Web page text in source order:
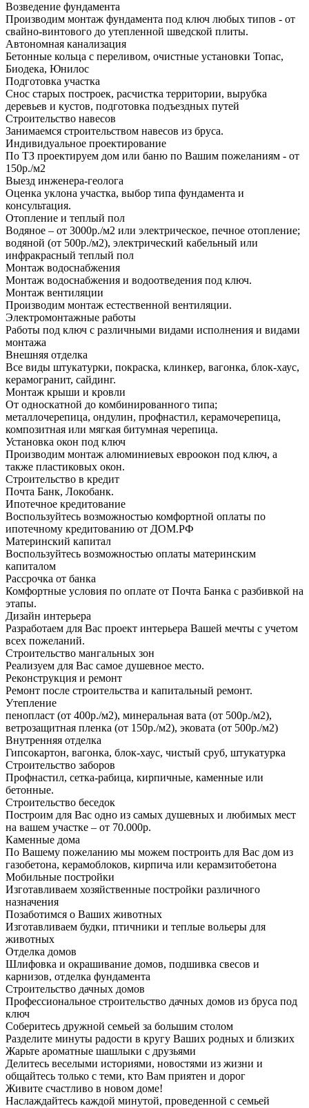
Возведение фундамента
Производим монтаж фундамента под ключ любых типов - от
свайно-винтового до утепленной шведской плиты.
Автономная канализация
Бетонные кольца с переливом, очистные установки Топас,
Биодека, Юнилос
Подготовка участка
Снос старых построек, расчистка территории, вырубка
деревьев и кустов, подготовка подъездных путей
Строительство навесов
Занимаемся строительством навесов из бруса.
Индивидуальное проектирование
По ТЗ проектируем дом или баню по Вашим пожеланиям - от
150р./м2
Выезд инженера-геолога
Оценка уклона участка, выбор типа фундамента и
консультация.
Отопление и теплый пол
Водяное – от 3000р./м2 или электрическое, печное отопление;
водяной (от 500р./м2), электрический кабельный или
инфракрасный теплый пол
Монтаж водоснабжения
Монтаж водоснабжения и водоотведения под ключ.
Монтаж вентиляции
Производим монтаж естественной вентиляции.
Электромонтажные работы
Работы под ключ с различными видами исполнения и видами
монтажа
Внешняя отделка
Все виды штукатурки, покраска, клинкер, вагонка, блок-хаус,
керамогранит, сайдинг.
Монтаж крыши и кровли
От односкатной до комбинированного типа;
металлочерепица, ондулин, профнастил, керамочерепица,
композитная или мягкая битумная черепица.
Установка окон под ключ
Производим монтаж алюминиевых евроокон под ключ, а
также пластиковых окон.
Строительство в кредит
Почта Банк, Локобанк.
Ипотечное кредитование
Воспользуйтесь возможностью комфортной оплаты по
ипотечному кредитованию от ДОМ.РФ
Материнский капитал
Воспользуйтесь возможностью оплаты материнским
капиталом
Рассрочка от банка
Комфортные условия по оплате от Почта Банка с разбивкой на
этапы.
Дизайн интерьера
Разработаем для Вас проект интерьера Вашей мечты с учетом
всех пожеланий.
Строительство мангальных зон
Реализуем для Вас самое душевное место.
Реконструкция и ремонт
Ремонт после строительства и капитальный ремонт.
Утепление
пенопласт (от 400р./м2), минеральная вата (от 500р./м2),
ветрозащитная пленка (от 150р./м2), эковата (от 500р./м2)
Внутренняя отделка
Гипсокартон, вагонка, блок-хаус, чистый сруб, штукатурка
Строительство заборов
Профнастил, сетка-рабица, кирпичные, каменные или
бетонные.
Строительство беседок
Построим для Вас одно из самых душевных и любимых мест
на вашем участке – от 70.000р.
Каменные дома
По Вашему пожеланию мы можем построить для Вас дом из
газобетона, керамоблоков, кирпича или керамзитобетона
Мобильные постройки
Изготавливаем хозяйственные постройки различного
назначения
Позаботимся о Ваших животных
Изготавливаем будки, птичники и теплые вольеры для
животных
Отделка домов
Шлифовка и окрашивание домов, подшивка свесов и
карнизов, отделка фундамента
Строительство дачных домов
Профессиональное строительство дачных домов из бруса под
ключ
Соберитесь дружной семьей за большим столом
Разделите минуты радости в кругу Ваших родных и близких
Жарьте ароматные шашлыки с друзьями
Делитесь веселыми историями, новостями из жизни и
общайтесь только с теми, кто Вам приятен и дорог
Живите счастливо в новом доме!
Наслаждайтесь каждой минутой, проведенной с семьей